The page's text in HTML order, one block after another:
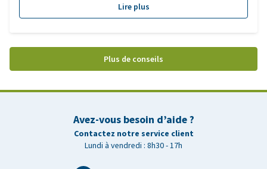
Lire plus
Plus de conseils
Avez-vous besoin d’aide ?
Contactez notre service client
Lundi à vendredi : 8h30 - 17h